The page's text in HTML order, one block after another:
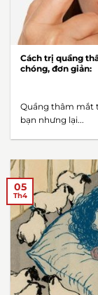
Cách trị quầng
chóng, đơn giản:
Quầng thâm mắt
bạn nhưng lại...
05
Th4